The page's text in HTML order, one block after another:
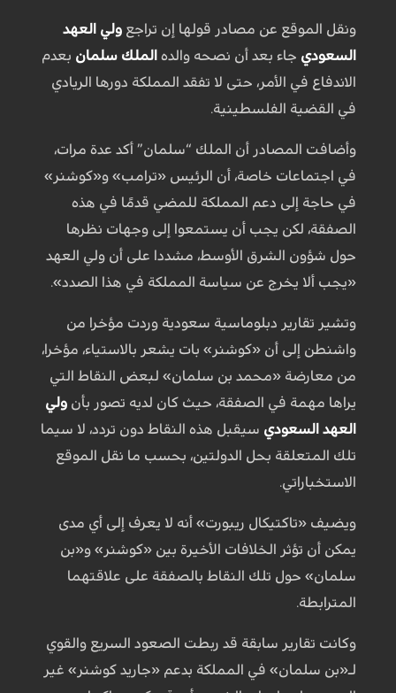
ونقل الموقع عن مصادر قولها إن تراجع ولي العهد
السعودي جاء بعد أن نصحه والده الملك سلمان بعدم
الاندفاع في الأمر، حتى لا تفقد المملكة دورها الريادي
في القضية الفلسطينية.
وأضافت المصادر أن الملك “سلمان” أكد عدة مرات،
في اجتماعات خاصة، أن الرئيس «ترامب» و«كوشنر»
في حاجة إلى دعم المملكة للمضي قدمًا في هذه
الصفقة، لكن يجب أن يستمعوا إلى وجهات نظرها
حول شؤون الشرق الأوسط، مشددا على أن ولي العهد
«يجب ألا يخرج عن سياسة المملكة في هذا الصدد».
وتشير تقارير دبلوماسية سعودية وردت مؤخرا من
واشنطن إلى أن «كوشنر» بات يشعر بالاستياء، مؤخرا،
من معارضة «محمد بن سلمان» لبعض النقاط التي
يراها مهمة في الصفقة، حيث كان لديه تصور بأن ولي
العهد السعودي سيقبل هذه النقاط دون تردد، لا سيما
تلك المتعلقة بحل الدولتين، بحسب ما نقل الموقع
الاستخباراتي.
ويضيف «تاكتيكال ريبورت» أنه لا يعرف إلى أي مدى
يمكن أن تؤثر الخلافات الأخيرة بين «كوشنر» و«بن
سلمان» حول تلك النقاط بالصفقة على علاقتهما
المترابطة.
وكانت تقارير سابقة قد ربطت الصعود السريع والقوي
لـ«بن سلمان» في المملكة بدعم «جاريد كوشنر» غير